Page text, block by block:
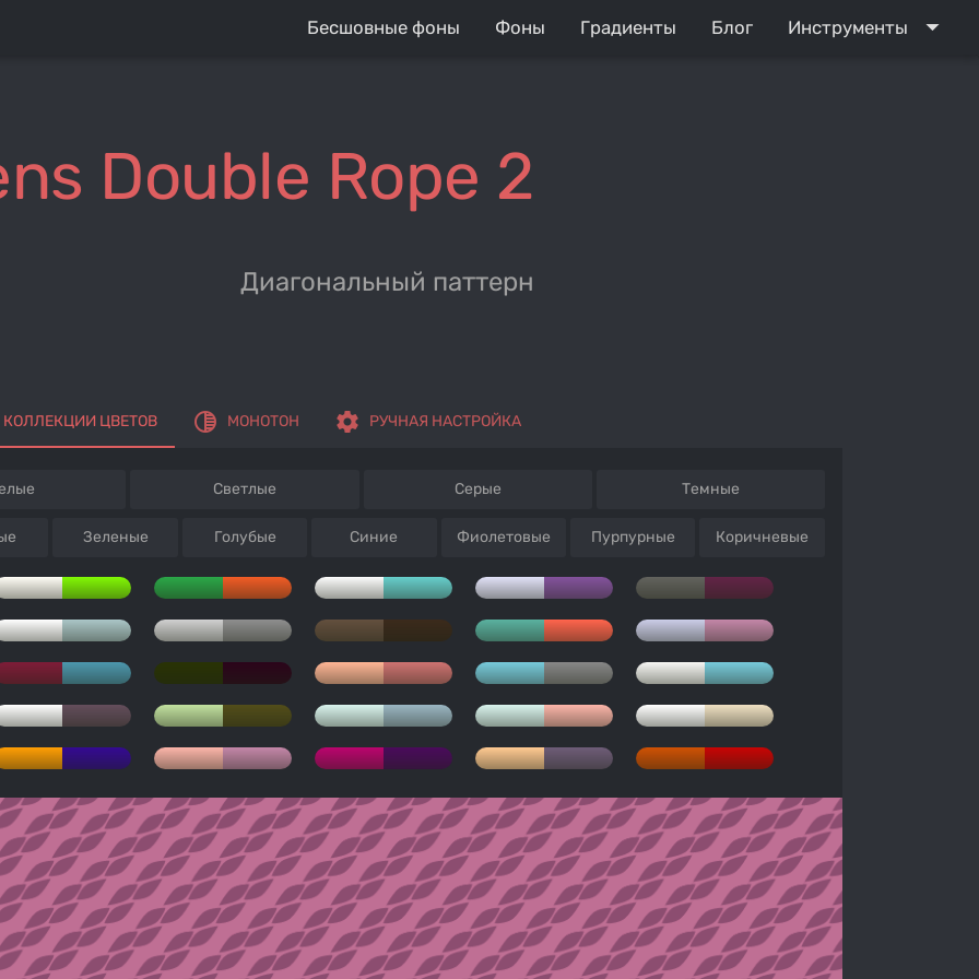
Бесшовные фоны Фоны Градиенты Блог Инструменты arrow_drop_down
Double Rope 2
Диагональный паттерн
КОЛЛЕКЦИИ ЦВЕТОВ tonality МОНОТОН settings РУЧНАЯ НАСТРОЙКА
Светлые Серые Темные
Зеленые Голубые Синие Фиолетовые Пурпурные Коричневые